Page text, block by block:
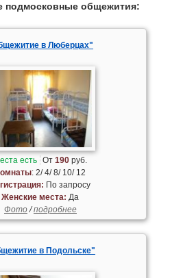
подмосковные общежития:
в Люберцах"
есть От190 руб.
: 2/ 4/ 8/ 10/ 12
По запросу
Женские места: Да
Фото/подробнее
в Подольске"